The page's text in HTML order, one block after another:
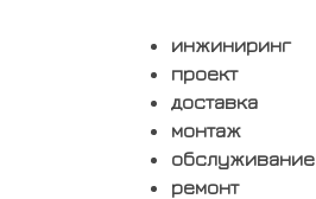
инжиниринг
проект
доставка
монтаж
обслуживание
ремонт